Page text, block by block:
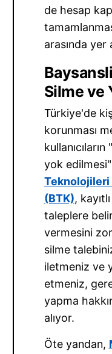
de hesap
arasında yer
Silme ve
Türkiye'de
korunması
yok
Teknolojileri
(BTK),
taleplere
vermesini
silme
iletmeniz ve
etmeniz,
yapma
alıyor.
Öte yandan,